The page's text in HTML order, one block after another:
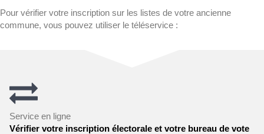
Pour vérifier votre inscription sur les listes de votre ancienne
commune, vous pouvez utiliser le téléservice :
Service en ligne
Vérifier votre inscription électorale et votre bureau de vote